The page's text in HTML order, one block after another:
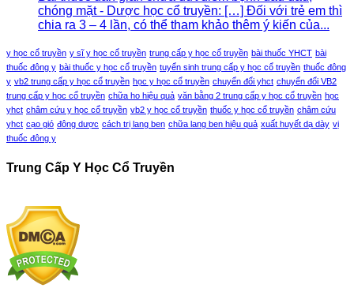
chóng mặt - Dược học cổ truyền: […] Đối với trẻ em thì
chia ra 3 – 4 lần, có thể tham khảo thêm ý kiến của...
y học cổ truyền y sĩ y học cổ truyền trung cấp y học cổ truyền bài thuốc YHCT bài
thuốc đông y bài thuốc y học cổ truyền tuyển sinh trung cấp y học cổ truyền thuốc đông
y vb2 trung cấp y học cổ truyền học y học cổ truyền chuyển đổi yhct chuyển đổi VB2
trung cấp y học cổ truyền chữa ho hiệu quả văn bằng 2 trung cấp y học cổ truyền học
yhct châm cứu y học cổ truyền vb2 y học cổ truyền thuốc y học cổ truyền châm cứu
yhct cạo gió đông dược cách trị lang ben chữa lang ben hiệu quả xuất huyết dạ dày vị
thuốc đông y
Trung Cấp Y Học Cổ Truyền